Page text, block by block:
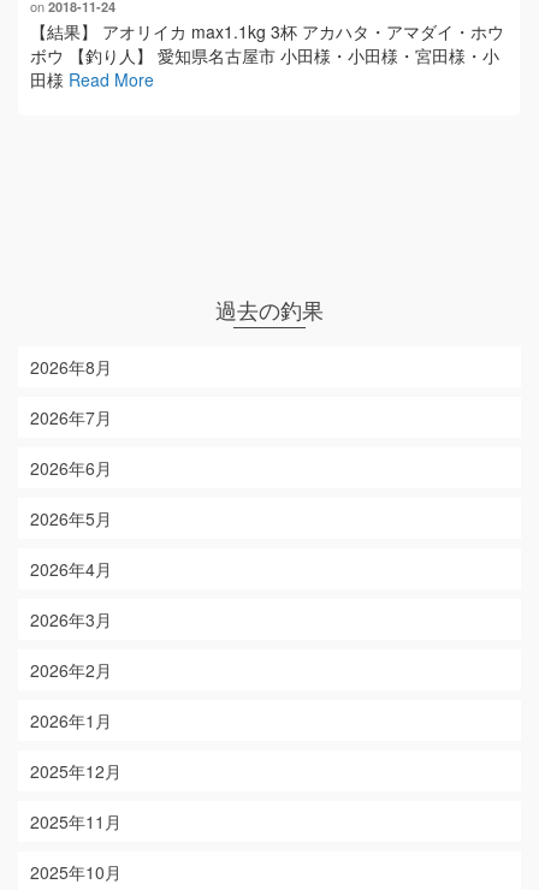
on 2018-11-24
【結果】 アオリイカ max1.1kg 3杯 アカハタ・アマダイ・ホウ
ボウ 【釣り人】 愛知県名古屋市 小田様・小田様・宮田様・小
田様 Read More
過去の釣果
2026年8月
2026年7月
2026年6月
2026年5月
2026年4月
2026年3月
2026年2月
2026年1月
2025年12月
2025年11月
2025年10月